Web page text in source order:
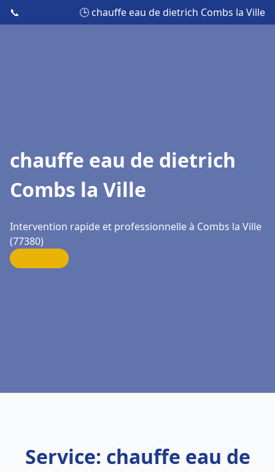
📞 🕒 chauffe eau de dietrich Combs la Ville
chauffe eau de dietrich
Combs la Ville
Intervention rapide et professionnelle à Combs la Ville
(77380)
Service: chauffe eau de